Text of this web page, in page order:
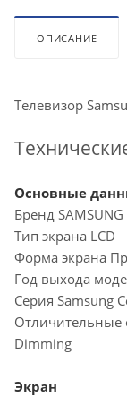
ОПИСАНИЕ
Телевизор
Основные
Бренд SAMSUNG
Тип экрана LCD
Форма экрана
Год выхода
Серия Samsung
Отличительные
Dimming
Экран